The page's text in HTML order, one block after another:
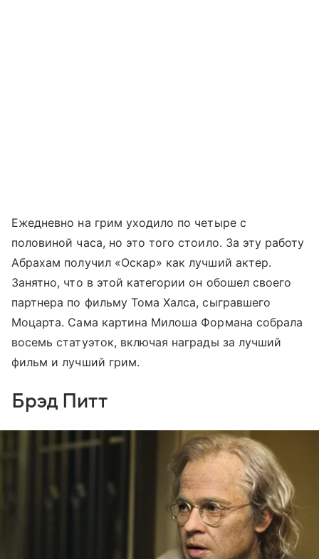
Ежедневно на грим уходило по четыре с
половиной часа, но это того стоило. За эту работу
Абрахам получил «Оскар» как лучший актер.
Занятно, что в этой категории он обошел своего
партнера по фильму Тома Халса, сыгравшего
Моцарта. Сама картина Милоша Формана собрала
восемь статуэток, включая награды за лучший
фильм и лучший грим.
Брэд Питт